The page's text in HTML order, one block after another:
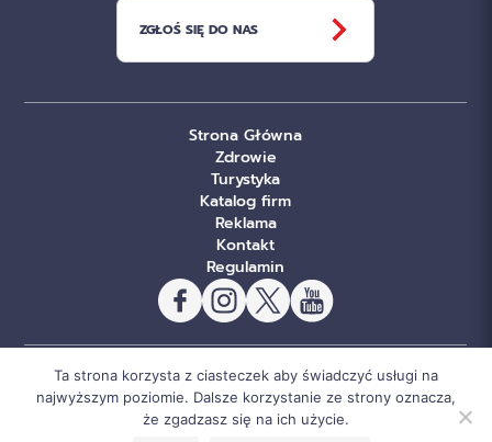
ZGŁOŚ SIĘ DO NAS
Strona Główna
Zdrowie
Turystyka
Katalog firm
Reklama
Kontakt
Regulamin
© Copyright Sportowe Chojnice 2026. Wszelkie prawa
zastrzeżone.
Ta strona korzysta z ciasteczek aby świadczyć usługi na
najwyższym poziomie. Dalsze korzystanie ze strony oznacza,
że zgadzasz się na ich użycie.